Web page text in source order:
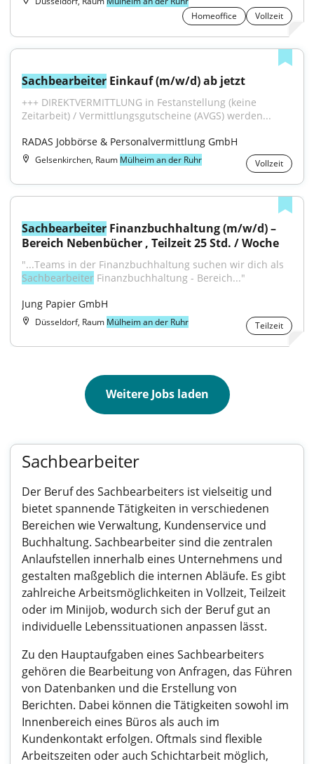
Homeoffice
Vollzeit
Sachbearbeiter Einkauf (m/w/d) ab jetzt
+++ DIREKTVERMITTLUNG in Festanstellung (keine
Zeitarbeit) / Vermittlungsgutscheine (AVGS) werden...
RADAS Jobbörse & Personalvermittlung GmbH
Gelsenkirchen, Raum Mülheim an der Ruhr Vollzeit
Sachbearbeiter Finanzbuchhaltung (m/w/d) –
Bereich Nebenbücher , Teilzeit 25 Std. / Woche
Sachbearbeiter Finanzbuchhaltung - Bereich..."
Jung Papier GmbH
Düsseldorf, Raum Mülheim an der Ruhr Teilzeit
Weitere Jobs laden
Sachbearbeiter
Der Beruf des Sachbearbeiters ist vielseitig und
bietet spannende Tätigkeiten in verschiedenen
Bereichen wie Verwaltung, Kundenservice und
Buchhaltung. Sachbearbeiter sind die zentralen
Anlaufstellen innerhalb eines Unternehmens und
gestalten maßgeblich die internen Abläufe. Es gibt
zahlreiche Arbeitsmöglichkeiten in Vollzeit, Teilzeit
oder im Minijob, wodurch sich der Beruf gut an
individuelle Lebenssituationen anpassen lässt.
Zu den Hauptaufgaben eines Sachbearbeiters
gehören die Bearbeitung von Anfragen, das Führen
von Datenbanken und die Erstellung von
Berichten. Dabei können die Tätigkeiten sowohl im
Innenbereich eines Büros als auch im
Kundenkontakt erfolgen. Oftmals sind flexible
Arbeitszeiten oder auch Schichtarbeit möglich,